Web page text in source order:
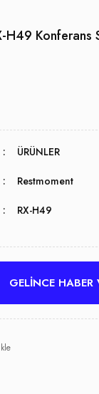
H49 Konferans
ÜRÜNLER
Restmoment
RX-H49
GELİNCE HABER